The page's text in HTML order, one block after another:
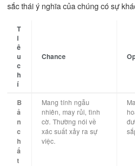
sắc thái ý nghĩa của chúng có sự
T
i
ê
u
c
h
í
Chance
B
ả
n
c
h
ấ
t
Mang tính ngẫu
nhiên, may rủi, tình
cờ. Thường nói về
xác suất xảy ra sự
việc.